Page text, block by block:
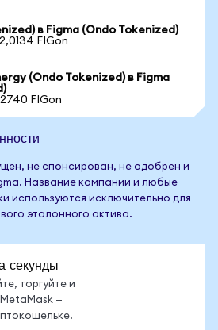
в Figma (Ondo Tokenized)
FIGon
(Ondo Tokenized) в Figma
FIGon
не спонсирован, не одобрен и
Название компании и любые
используются исключительно для
эталонного актива.
секунды
торгуйте и
—